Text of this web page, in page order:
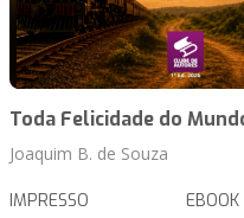
Toda Felicidade do
Joaquim B. de Souza
IMPRESSO EBOOK